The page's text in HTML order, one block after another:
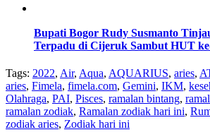
Bupati Bogor Rudy Susmanto
Terpadu di Cijeruk Sambut HUT
Tags: 2022, Air, Aqua, AQUARIUS, aries,
aries, Fimela, fimela.com, Gemini, IKM,
Olahraga, PAI, Pisces, ramalan bintang,
ramalan zodiak, Ramalan zodiak hari ini,
zodiak aries, Zodiak hari ini